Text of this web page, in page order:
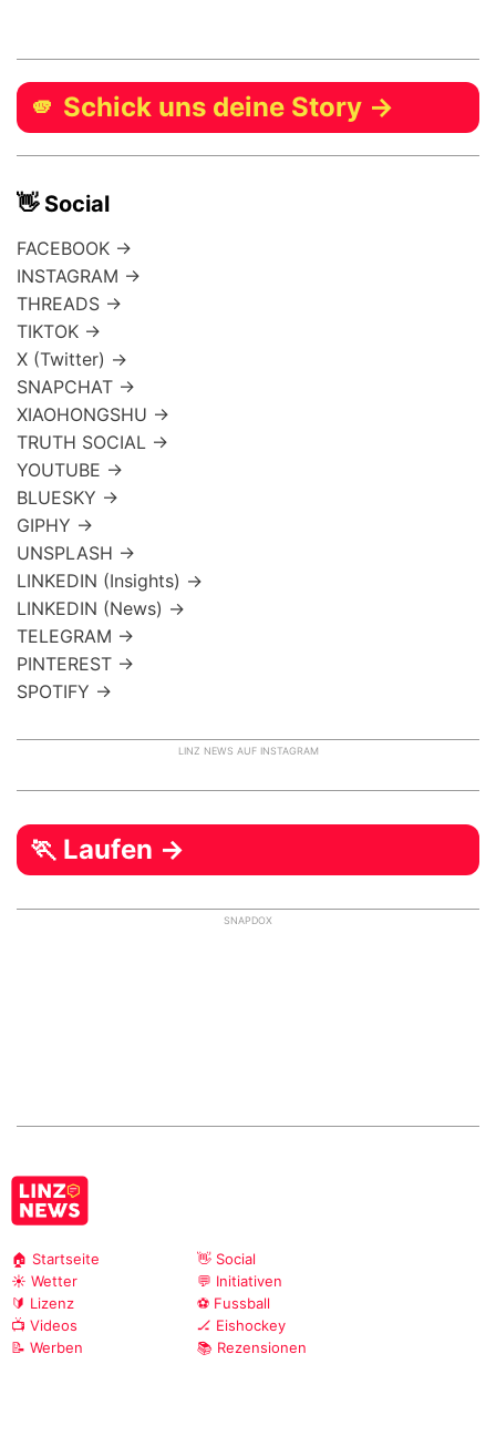
🫵 Schick uns deine Story →
👋 Social
FACEBOOK →
INSTAGRAM →
THREADS →
TIKTOK →
X (Twitter) →
SNAPCHAT →
XIAOHONGSHU →
TRUTH SOCIAL →
YOUTUBE →
BLUESKY →
GIPHY →
UNSPLASH →
LINKEDIN (Insights) →
LINKEDIN (News) →
TELEGRAM →
PINTEREST →
SPOTIFY →
LINZ NEWS AUF INSTAGRAM
🏃 Laufen →
SNAPDOX
🏠 Startseite
☀️ Wetter
🔰 Lizenz
📺 Videos
📝 Werben
👋 Social
💬 Initiativen
⚽ Fussball
🏒 Eishockey
📚 Rezensionen